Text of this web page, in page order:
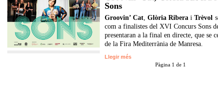
Sons
Groovin’ Cat Glòria Ribera i Trèvol
com a finalistes del XVI Concurs Sons
presentaran a la final en directe, que se
de la Fira Mediterrània de Manresa.
Llegir més
Pàgina 1 de 1